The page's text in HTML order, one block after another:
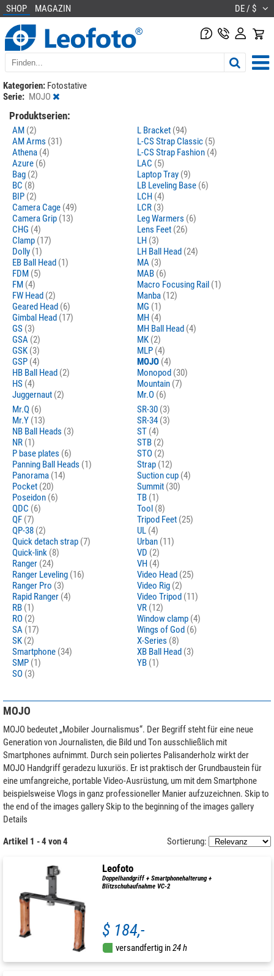
SHOP MAGAZIN DE / $
Kategorien: Fotostative
Serie: MOJO
Produktserien:
AM (2)
AM Arms (31)
Athena (4)
Azure (6)
Bag (2)
BC (8)
BIP (2)
Camera Cage (49)
Camera Grip (13)
CHG (4)
Clamp (17)
Dolly (1)
EB Ball Head (1)
FDM (5)
FM (4)
FW Head (2)
Geared Head (6)
Gimbal Head (17)
GS (3)
GSA (2)
GSK (3)
GSP (4)
HB Ball Head (2)
HS (4)
Juggernaut (2)
L Bracket (94)
L-CS Strap Classic (5)
L-CS Strap Fashion (4)
LAC (5)
Laptop Tray (9)
LB Leveling Base (6)
LCH (4)
LCR (3)
Leg Warmers (6)
Lens Feet (26)
LH (3)
LH Ball Head (24)
MA (3)
MAB (6)
Macro Focusing Rail (1)
Manba (12)
MG (1)
MH (4)
MH Ball Head (4)
MK (2)
MLP (4)
MOJO (4)
Monopod (30)
Mountain (7)
Mr.O (6)
Mr.Q (6)
Mr.Y (13)
NB Ball Heads (3)
NR (1)
P base plates (6)
Panning Ball Heads (1)
Panorama (14)
Pocket (20)
Poseidon (6)
QDC (6)
QF (7)
QP-38 (2)
Quick detach strap (7)
Quick-link (8)
Ranger (24)
Ranger Leveling (16)
Ranger Pro (3)
Rapid Ranger (4)
RB (1)
RO (2)
SA (17)
SK (2)
Smartphone (34)
SMP (1)
SO (3)
SR-30 (3)
SR-34 (3)
ST (4)
STB (2)
STO (2)
Strap (12)
Suction cup (4)
Summit (30)
TB (1)
Tool (8)
Tripod Feet (25)
UL (4)
Urban (11)
VD (2)
VH (4)
Video Head (25)
Video Rig (2)
Video Tripod (11)
VR (12)
Window clamp (4)
Wings of God (6)
X-Series (8)
XB Ball Head (3)
YB (1)
MOJO
MOJO bedeutet „Mobiler Journalismus“. Der Begriff steht für eine neue
Generation von Journalisten, die Bild und Ton ausschließlich mit
Smartphones aufnimmt. Durch sein poliertes Palisanderholz wirkt der
MOJO Handgriff geradezu luxuriös. Er ist praktisch der Grundbaustein für
eine umfangreiche, portable Video-Ausrüstung, um mit dem Smartphone
beispielsweise Vlogs in ganz professioneller Manier aufzuzeichnen. Skip to
the end of the images gallery Skip to the beginning of the images gallery
Details
Artikel 1 - 4 von 4
Sortierung:
Leofoto
Doppelhandgriff + Smartphonehalterung +
Blitzschuhaufnahme VC-2
$ 184,-
versandfertig in24 h